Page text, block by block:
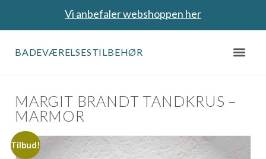
Vi anbefaler webshoppen her
BADEVÆRELSESTILBEHØR
MARGIT BRANDT TANDKRUS –
MARMOR
Tilbud!